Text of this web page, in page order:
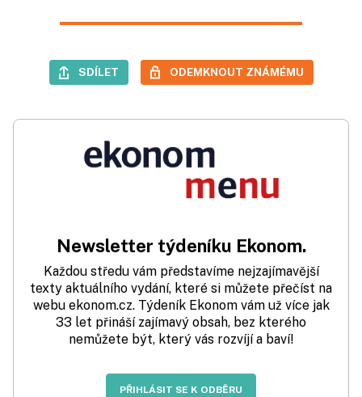
SDÍLET ODEMKNOUT ZNÁMÉMU
Newsletter týdeníku Ekonom.
Každou středu vám představíme nejzajímavější
texty aktuálního vydání, které si můžete přečíst na
webu ekonom.cz. Týdeník Ekonom vám už více jak
33 let přináší zajímavý obsah, bez kterého
nemůžete být, který vás rozvíjí a baví!
PŘIHLÁSIT SE K ODBĚRU